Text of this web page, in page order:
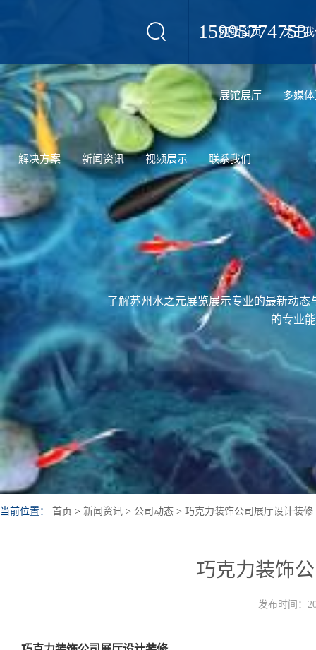
15995774753
网站首页 关于
展馆展厅 多媒
解决方案 新闻资讯 视频展示 联系我们
了解苏州水之元展览展示专业的最新动
的专业
当前位置： 首页 > 新闻资讯 > 公司动态 > 巧克力装饰公司展厅设计装修
巧克力装饰
发布时间：